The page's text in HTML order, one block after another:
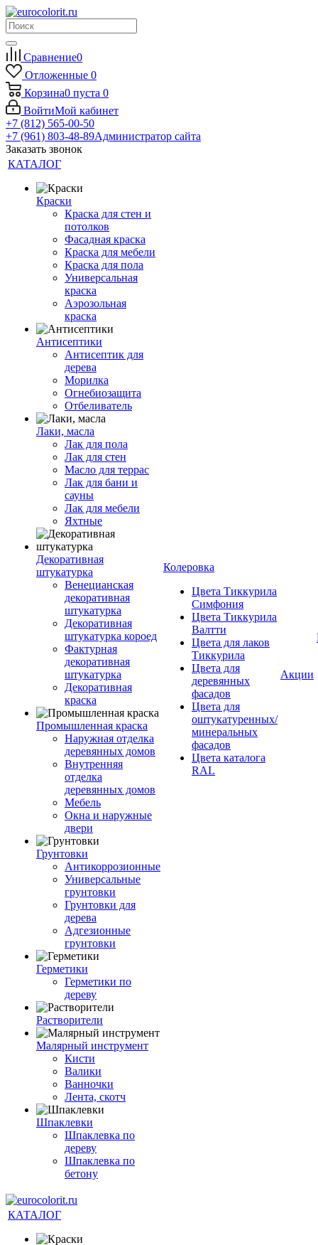
Сравнение0
Отложенные 0
Корзина0 пуста 0
ВойтиМой кабинет
+7 (812) 565-00-50
+7 (961) 803-48-89Администратор сайта
Заказать звонок
КАТАЛОГ
Краски
Краска для стен и
потолков
Фасадная краска
Краска для мебели
Краска для пола
Универсальная
краска
Аэрозольная
краска
Антисептики
Антисептик для
дерева
Морилка
Огнебиозащита
Отбеливатель
Лаки, масла
Лак для пола
Лак для стен
Масло для террас
Лак для бани и
сауны
Лак для мебели
Яхтные
Декоративная
штукатурка
Венецианская
декоративная
штукатурка
Декоративная
штукатурка короед
Фактурная
декоративная
штукатурка
Декоративная
краска
Промышленная краска
Наружная отделка
деревянных домов
Внутренняя
отделка
деревянных домов
Мебель
Окна и наружные
двери
Грунтовки
Антикоррозионные
Универсальные
грунтовки
Грунтовки для
дерева
Адгезионные
грунтовки
Герметики
Герметики по
дереву
Растворители
Малярный инструмент
Кисти
Валики
Ванночки
Лента, скотч
Шпаклевки
Шпаклевка по
дереву
Шпаклевка по
бетону
Колеровка
Цвета Тиккурила
Симфония
Цвета Тиккурила
Валтти
Цвета для лаков
Тиккурила
Цвета для
деревянных
фасадов
Цвета для
оштукатуренных/
минеральных
фасадов
Цвета каталога
RAL
Акции
КАТАЛОГ